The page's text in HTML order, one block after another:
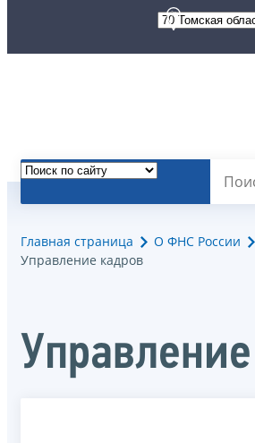
Главная страница О ФНС России
Управление кадров